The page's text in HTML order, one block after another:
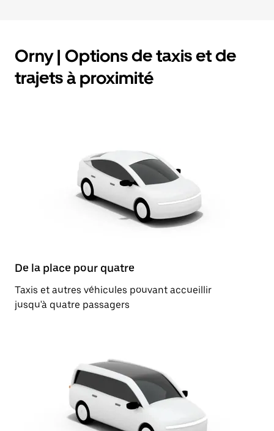
Orny | Options de taxis et de
trajets à proximité
De la place pour quatre
Taxis et autres véhicules pouvant accueillir
jusqu'à quatre passagers